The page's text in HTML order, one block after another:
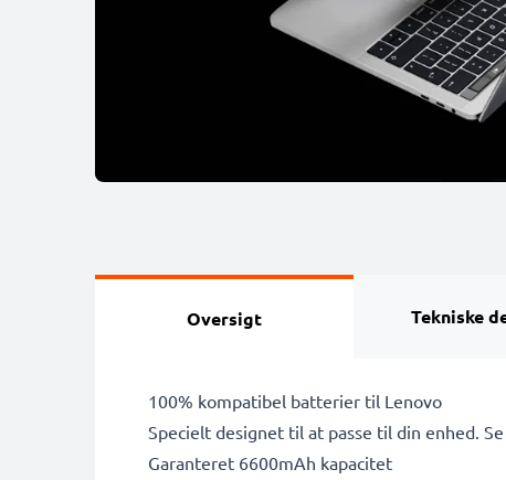
Oversigt Tekniske
100% kompatibel batterier til Lenovo
Specielt designet til at passe til din enhed.
Garanteret 6600mAh kapacitet